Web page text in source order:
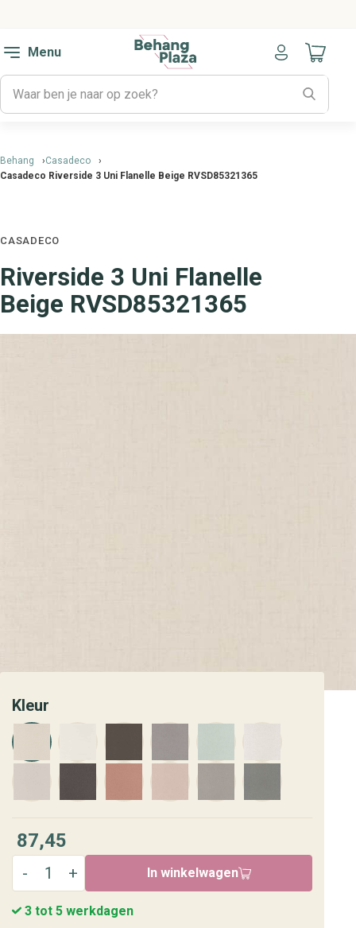
Menu
Naar
Behang
Casadeco
Casadeco Riverside 3 Uni Flanelle Beige RVSD85321365
CASADECO
Riverside 3 Uni Flanelle
Beige RVSD85321365
Kleur
87,45
In winkelwagen
3 tot 5 werkdagen